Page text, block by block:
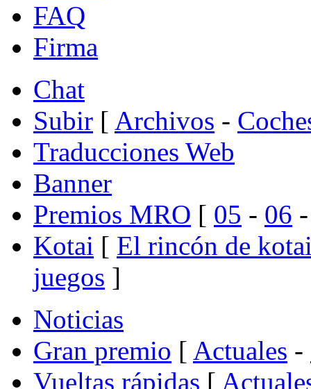
FAQ
Firma
Chat
Subir [ Archivos -
Traducciones Web
Banner
Premios MRO [ 05 - 06
Kotai [ El rincón de
juegos ]
Noticias
Gran premio [ Actuales -
Vueltas rápidas [